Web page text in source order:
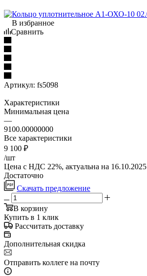
В избранное
Сравнить
Артикул: fs5098
Характеристики
Минимальная цена
—
9100.00000000
Все характеристики
9 100 ₽
/шт
Цена с НДС 22%, актуальна на 16.10.2025
Достаточно
Скачать предложение
В корзину
Купить в 1 клик
Рассчитать доставку
Дополнительная скидка
Отправить коллеге на почту